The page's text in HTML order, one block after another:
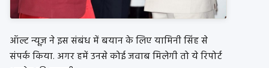
ऑल्ट न्यूज़ ने इस संबंध में बयान के लिए यामिनी सिंह से
संपर्क किया. अगर हमें उनसे कोई जवाब मिलेगी तो ये रिपोर्ट